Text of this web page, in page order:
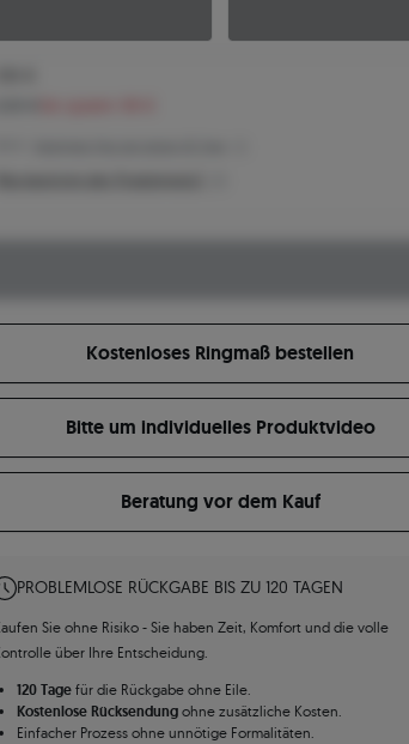
Kostenloses Ringmaß bestellen
Bitte um individuelles Produktvideo
Beratung vor dem Kauf
PROBLEMLOSE RÜCKGABE BIS ZU 120 TAGEN
Sie ohne Risiko - Sie haben Zeit, Komfort und die volle
über Ihre Entscheidung.
120 Tage für die Rückgabe ohne Eile.
Kostenlose Rücksendung ohne zusätzliche Kosten.
Einfacher Prozess ohne unnötige Formalitäten.